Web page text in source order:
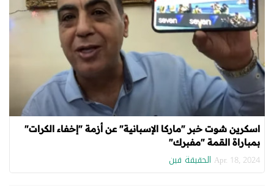
اسكرين شوت خبر "ماركا الإسبانية" عن أزمة "إخفاء الكرات"
بمباراة القمة "مفبرك"
Apr. 18, 2024 الحقيقة فين